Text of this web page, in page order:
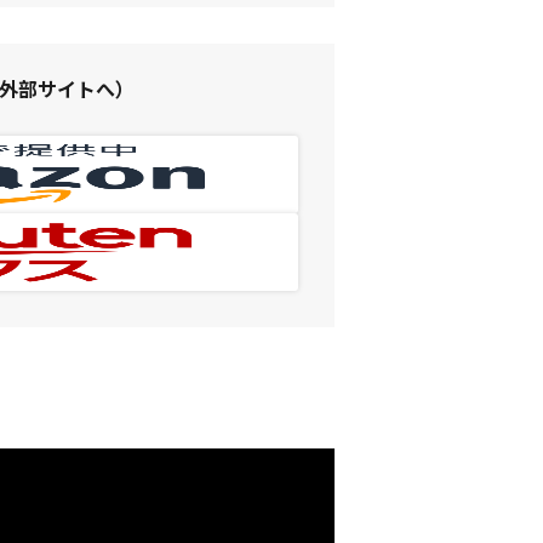
部サイトへ）